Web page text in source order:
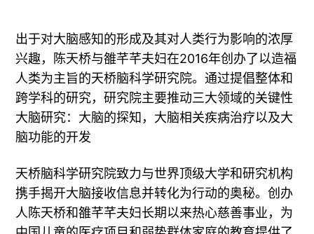
出于对大脑感知的形成及其对人类行为影响的浓厚
兴趣，陈天桥与雒芊芊夫妇在2016年创办了以造福
人类为主旨的天桥脑科学研究院。通过提倡整体和
跨学科的研究，研究院主要推动三大领域的关键性
大脑研究：大脑的探知，大脑相关疾病治疗以及大
脑功能的开发
天桥脑科学研究院致力与世界顶级大学和研究机构
携手揭开大脑接收信息并转化为行动的奥秘。创办
人陈天桥和雒芊芊夫妇长期以来热心慈善事业，为